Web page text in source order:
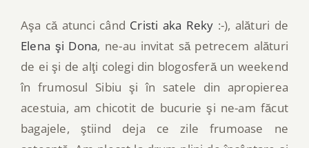
Aşa că atunci când Cristi aka Reky :-), alături de
Elena şi Dona, ne-au invitat să petrecem alături
de ei şi de alţi colegi din blogosferă un weekend
în frumosul Sibiu şi în satele din apropierea
acestuia, am chicotit de bucurie şi ne-am făcut
bagajele, ştiind deja ce zile frumoase ne